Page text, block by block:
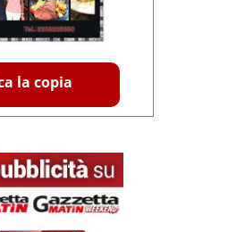
la copia